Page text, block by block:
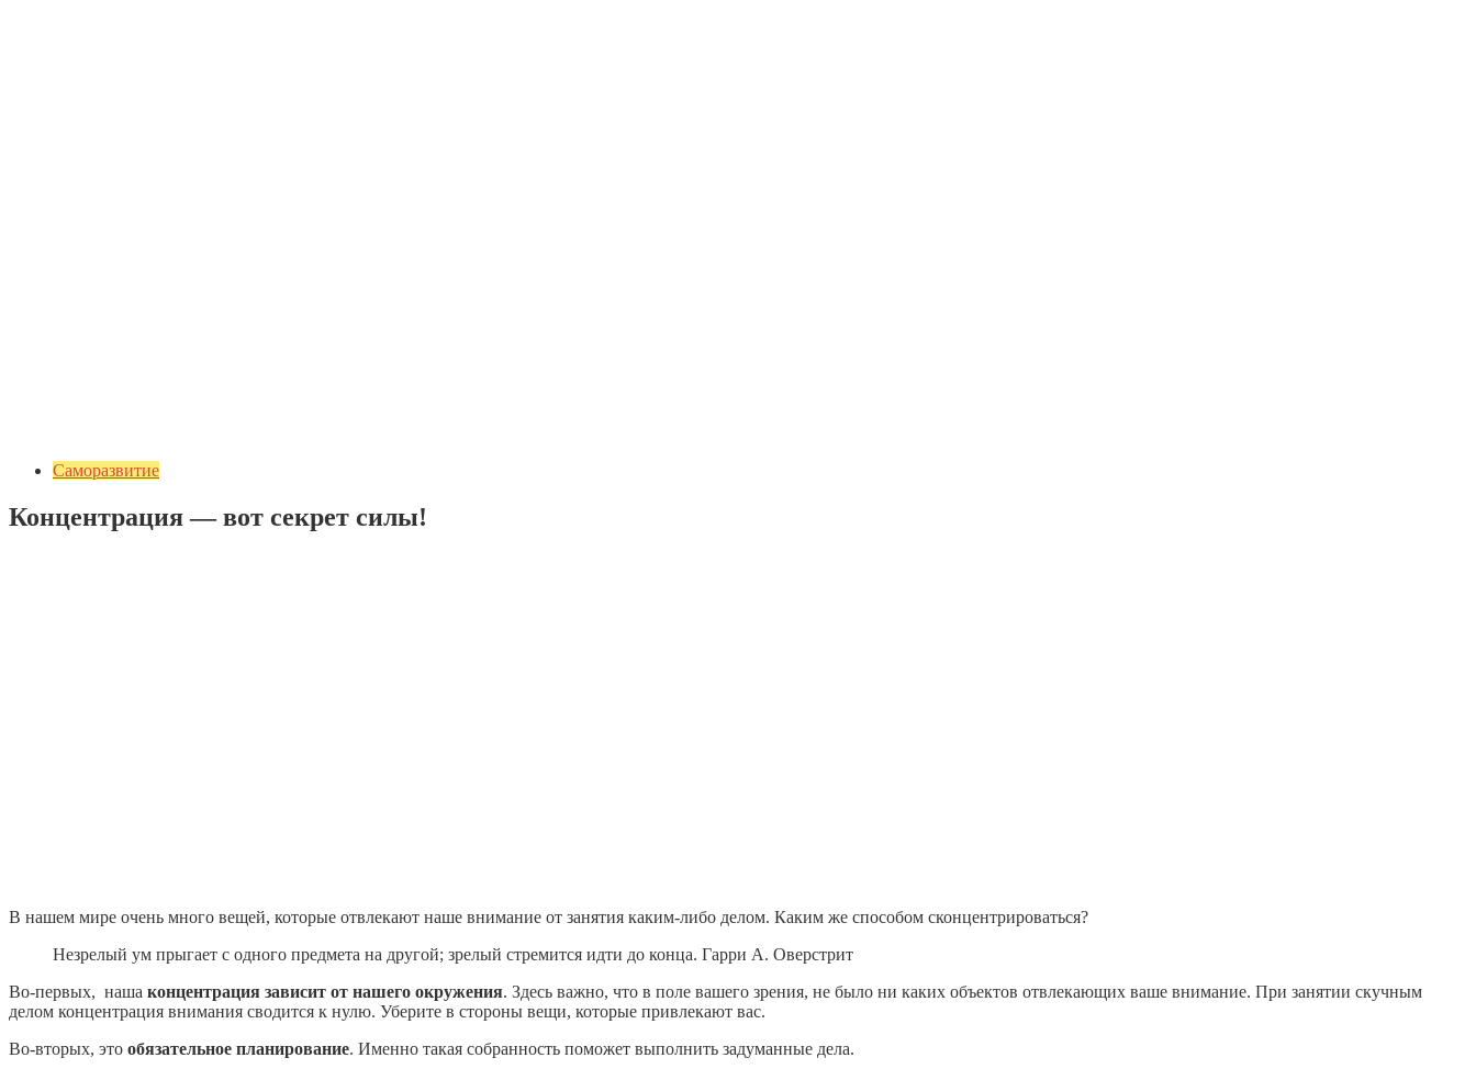
Саморазвитие
Концентрация — вот секрет силы!
В нашем мире очень много вещей, которые отвлекают наше внимание от занятия каким-либо делом. Каким же способом сконцентрироваться?
Незрелый ум прыгает с одного предмета на другой; зрелый стремится идти до конца. Гарри А. Оверстрит
Во-первых, наша концентрация зависит от нашего окружения. Здесь важно, что в поле вашего зрения, не было ни каких объектов отвлекающих ваше внимание. При занятии скучным
делом концентрация внимания сводится к нулю. Уберите в стороны вещи, которые привлекают вас.
Во-вторых, это обязательное планирование. Именно такая собранность поможет выполнить задуманные дела.